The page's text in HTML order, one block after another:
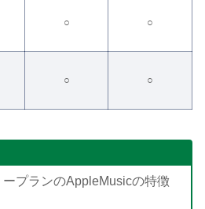
○ ○
○ ○
プランのAppleMusicの特徴